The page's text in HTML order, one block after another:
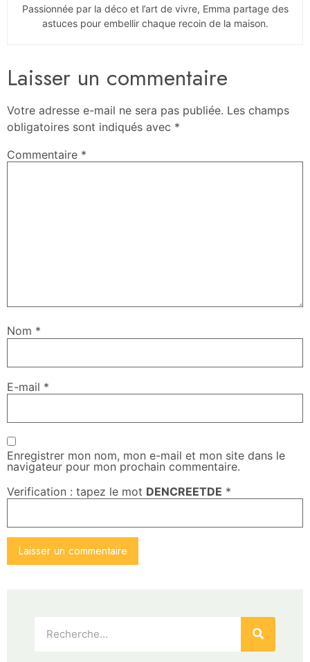
Passionnée par la déco et l’art de vivre, Emma partage des
astuces pour embellir chaque recoin de la maison.
Laisser un commentaire
Votre adresse e-mail ne sera pas publiée. Les champs
obligatoires sont indiqués avec *
Commentaire *
Nom *
E-mail *
Enregistrer mon nom, mon e-mail et mon site dans le
navigateur pour mon prochain commentaire.
Verification : tapez le mot DENCREETDE *